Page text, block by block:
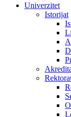
Univerzitet
Istorijat